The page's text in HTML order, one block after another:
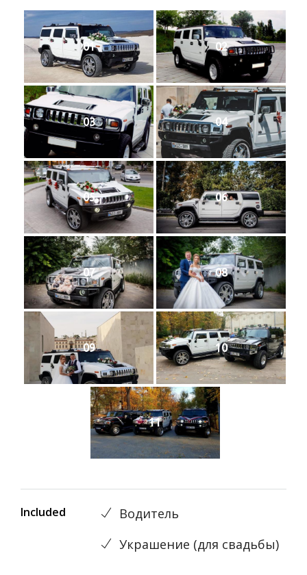
01 02
03 04
05 06
07 08
09 10
11
Included
Водитель
Украшениe (для свадьбы)